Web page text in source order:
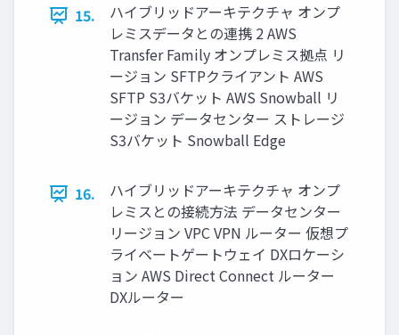
15.
ハイブリッドアーキテクチャ オンプ
レミスデータとの連携 2 AWS
Transfer Family オンプレミス拠点 リ
ージョン SFTPクライアント AWS
SFTP S3バケット AWS Snowball リ
ージョン データセンター ストレージ
S3バケット Snowball Edge
16.
ハイブリッドアーキテクチャ オンプ
レミスとの接続方法 データセンター
リージョン VPC VPN ルーター 仮想プ
ライベートゲートウェイ DXロケーシ
ョン AWS Direct Connect ルーター
DXルーター